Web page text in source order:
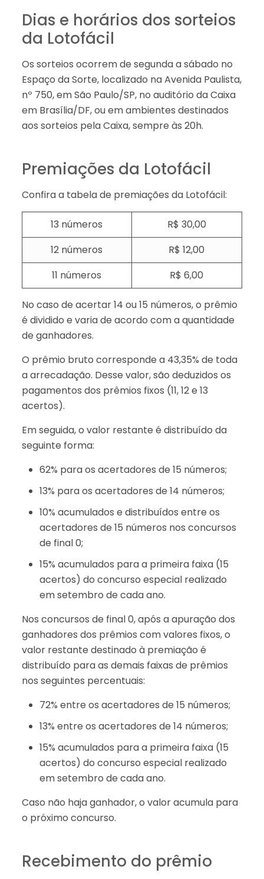
Dias e horários dos sorteios
da Lotofácil
Os sorteios ocorrem de segunda a sábado no
Espaço da Sorte, localizado na Avenida Paulista,
nº 750, em São Paulo/SP, no auditório da Caixa
em Brasília/DF, ou em ambientes destinados
aos sorteios pela Caixa, sempre às 20h.
Premiações da Lotofácil
Confira a tabela de premiações da Lotofácil:
13 números
R$ 30,00
12 números
R$ 12,00
11 números
R$ 6,00
No caso de acertar 14 ou 15 números, o prêmio
é dividido e varia de acordo com a quantidade
de ganhadores.
O prêmio bruto corresponde a 43,35% de toda
a arrecadação. Desse valor, são deduzidos os
pagamentos dos prêmios fixos (11, 12 e 13
acertos).
Em seguida, o valor restante é distribuído da
seguinte forma:
62% para os acertadores de 15 números;
13% para os acertadores de 14 números;
10% acumulados e distribuídos entre os
acertadores de 15 números nos concursos
de final 0;
15% acumulados para a primeira faixa (15
acertos) do concurso especial realizado
em setembro de cada ano.
Nos concursos de final 0, após a apuração dos
ganhadores dos prêmios com valores fixos, o
valor restante destinado à premiação é
distribuído para as demais faixas de prêmios
nos seguintes percentuais:
72% entre os acertadores de 15 números;
13% entre os acertadores de 14 números;
15% acumulados para a primeira faixa (15
acertos) do concurso especial realizado
em setembro de cada ano.
Caso não haja ganhador, o valor acumula para
o próximo concurso.
Recebimento do prêmio